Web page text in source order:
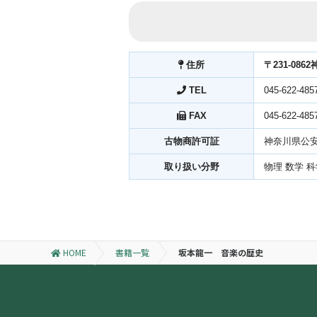
住所 〒231-0862
TEL 045-622-
FAX 045-622-
古物商許可証 神奈川県公
取り扱い分野 物理 数学
HOME 書籍一覧 坂本龍一 音楽の歴史